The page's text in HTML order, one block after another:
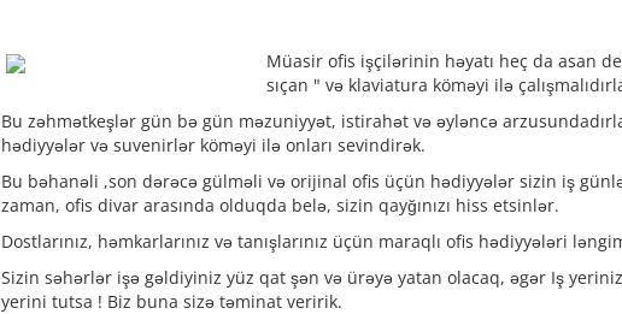
Müasir ofis işçilərinin həyatı heç da asan
sıçan " və klaviatura köməyi ilə
Bu zəhmətkeşlər gün bə gün məzuniyyət, istirahət və əyləncə
hədiyyələr və suvenirlər köməyi ilə onları sevindirək.
Bu bəhanəli ,son dərəcə gülməli və orijinal ofis üçün hədiyyələr sizin iş
zaman, ofis divar arasında olduqda belə, sizin qayğınızı hiss etsinlər.
Dostlarınız, həmkarlarınız və tanışlarınız üçün maraqlı ofis hədiyyələri
Sizin səhərlər işə gəldiyiniz yüz qat şən və ürəyə yatan olacaq, əgər Iş
yerini tutsa ! Biz buna sizə təminat veririk.